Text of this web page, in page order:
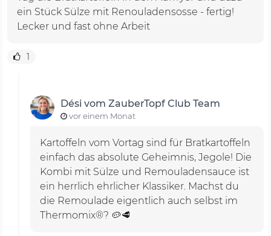
ein Stück Sülze mit Renouladensosse - fertig!
Lecker und fast ohne Arbeit
1
Dési vom ZauberTopf Club Team
vor einem Monat
Kartoffeln vom Vortag sind für Bratkartoffeln
einfach das absolute Geheimnis, Jegole! Die
Kombi mit Sülze und Remouladensauce ist
ein herrlich ehrlicher Klassiker. Machst du
die Remoulade eigentlich auch selbst im
Thermomix®? 🥔🥩